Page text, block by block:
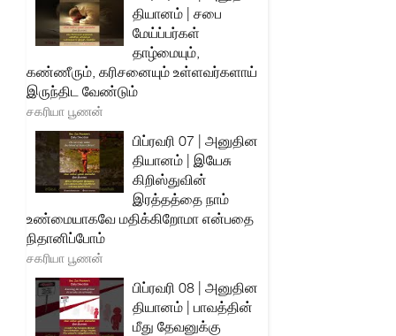
தியானம் | சபை
மேய்ப்பர்கள்
தாழ்மையும்,
கண்ணீரும், கரிசனையும் உள்ளவர்களாய்
இருந்திட வேண்டும்
சகரியா பூணன்
பிப்ரவரி 07 | அனுதின
தியானம் | இயேசு
கிறிஸ்துவின்
இரத்தத்தை நாம்
உண்மையாகவே மதிக்கிறோமா என்பதை
நிதானிப்போம்
சகரியா பூணன்
பிப்ரவரி 08 | அனுதின
தியானம் | பாவத்தின்
மீது தேவனுக்கு